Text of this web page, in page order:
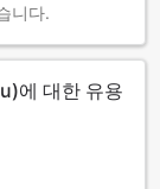
니다.
에 대한 유용